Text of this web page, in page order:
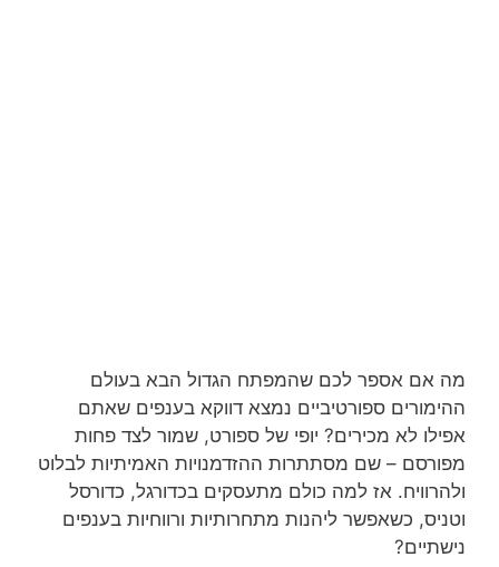
מה אם אספר לכם שהמפתח הגדול הבא בעולם
ההימורים ספורטיביים נמצא דווקא בענפים שאתם
אפילו לא מכירים? יופי של ספורט, שמור לצד פחות
מפורסם – שם מסתתרות ההזדמנויות האמיתיות לבלוט
ולהרוויח. אז למה כולם מתעסקים בכדורגל, כדורסל
וטניס, כשאפשר ליהנות מתחרותיות ורווחיות בענפים
נישתיים?